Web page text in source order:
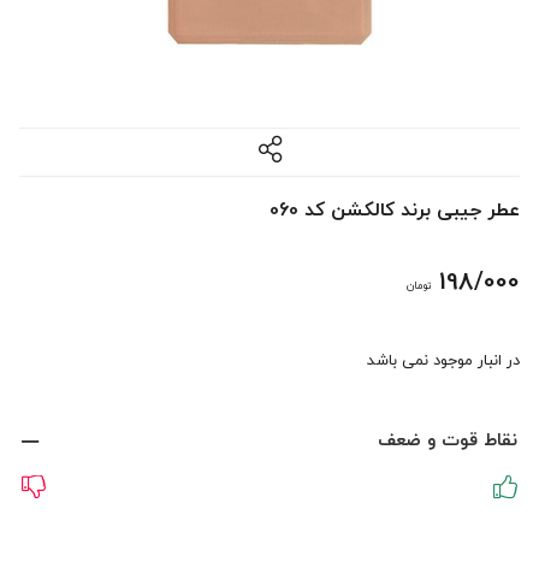
عطر جیبی برند کالکشن کد 060
198/000 تومان
در انبار موجود نمی باشد
نقاط قوت و ضعف